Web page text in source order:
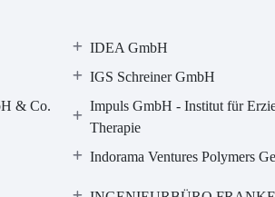
IDEA GmbH
IGS Schreiner GmbH
& Co.
Impuls GmbH - Institut für
Therapie
Indorama Ventures Polymers